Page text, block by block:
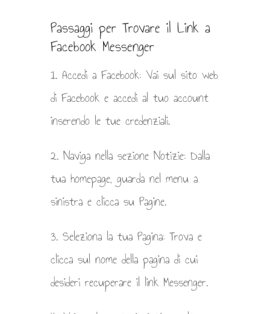
Passaggi per Trovare il Link a
Facebook Messenger
1. Accedi a Facebook: Vai sul sito web
di Facebook e accedi al tuo account
inserendo le tue credenziali.
2. Naviga nella sezione Notizie: Dalla
tua homepage, guarda nel menu a
sinistra e clicca su Pagine.
3. Seleziona la tua Pagina: Trova e
clicca sul nome della pagina di cui
desideri recuperare il link Messenger.